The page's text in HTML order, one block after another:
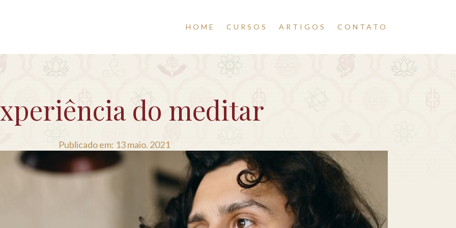
HOME CURSOS ARTIGOS CONTATO
do meditar
Publicado em: 13 maio. 2021